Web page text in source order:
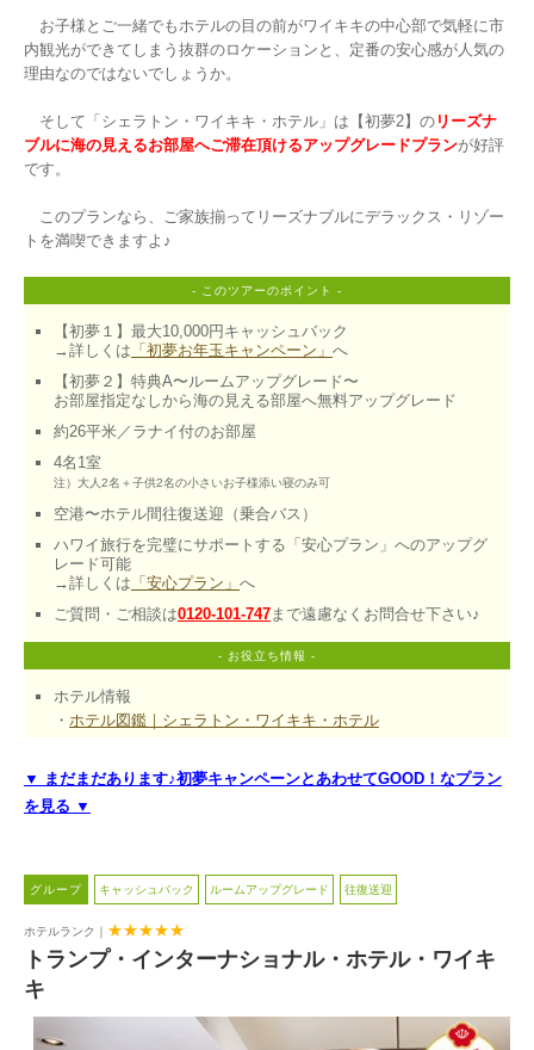
お子様とご一緒でもホテルの目の前がワイキキの中心部で気軽に市
内観光ができてしまう抜群のロケーションと、定番の安心感が人気の
理由なのではないでしょうか。
そして「シェラトン・ワイキキ・ホテル」は【初夢2】の リーズナ
ブルに海の見えるお部屋へご滞在頂けるアップグレードプランが好評
です。
このプランなら、ご家族揃ってリーズナブルにデラックス・リゾー
- このツアーのポイント -
【初夢１】最大10,000円キャッシュバック
→詳しくは 「初夢お年玉キャンペーン」 へ
【初夢２】特典A〜ルームアップグレード〜
お部屋指定なしから海の見える部屋へ無料アップグレード
約26平米／ラナイ付のお部屋
注）大人2名＋子供2名の小さいお子様添い寝のみ可
空港〜ホテル間往復送迎（乗合バス）
ハワイ旅行を完璧にサポートする「安心プラン」へのアップグ
レード可能
→詳しくは 「安心プラン」 へ
ご質問・ご相談は0120-101-747 まで遠慮なくお問合せ下さい♪
- お役立ち情報 -
ホテル情報
・ ホテル図鑑｜シェラトン・ワイキキ・ホテル
▼ まだまだあります♪初夢キャンペーンとあわせてGOOD！なプラン
を見る ▼
グループ キャッシュバック ルームアップグレード 往復送迎
ホテルランク｜ ★★★★★
トランプ・インターナショナル・ホテル・ワイキ
キ